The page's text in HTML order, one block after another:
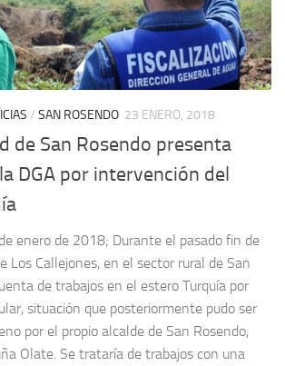
/ SAN ROSENDO 23 ENERO, 2018
de San Rosendo presenta
DGA por intervención del
enero de 2018; Durante el pasado fin de
Los Callejones, en el sector rural de San
de trabajos en el estero Turquía por
situación que posteriormente pudo ser
por el propio alcalde de San Rosendo,
Olate. Se trataría de trabajos con una